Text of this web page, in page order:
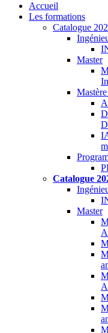
Accueil
Les formations
Catalogue
Master
Catalogue
Master